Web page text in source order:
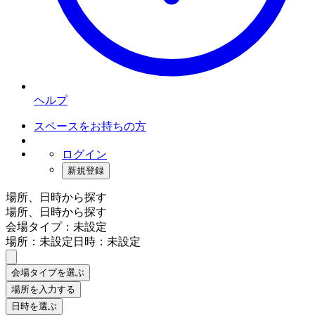
ヘルプ
スペースをお持ちの方
ログイン
新規登録
場所、日時から探す
場所、日時から探す
会場タイプ：未設定
場所：未設定日時：未設定
会場タイプを選ぶ
場所を入力する
日時を選ぶ